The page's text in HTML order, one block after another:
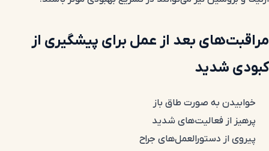
مراقبت‌های بعد از عمل برای پیشگیری از
کبودی شدید
خوابیدن به صورت طاق باز
پرهیز از فعالیت‌های شدید
پیروی از دستورالعمل‌های جراح